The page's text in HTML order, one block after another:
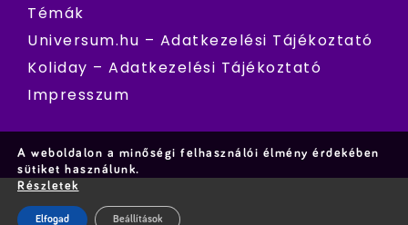
Témák
Universum.hu – Adatkezelési Tájékoztató
Koliday – Adatkezelési Tájékoztató
Impresszum
A weboldalon a minőségi felhasználói élmény érdekében
sütiket használunk.
Részletek
Elfogad Beállítások